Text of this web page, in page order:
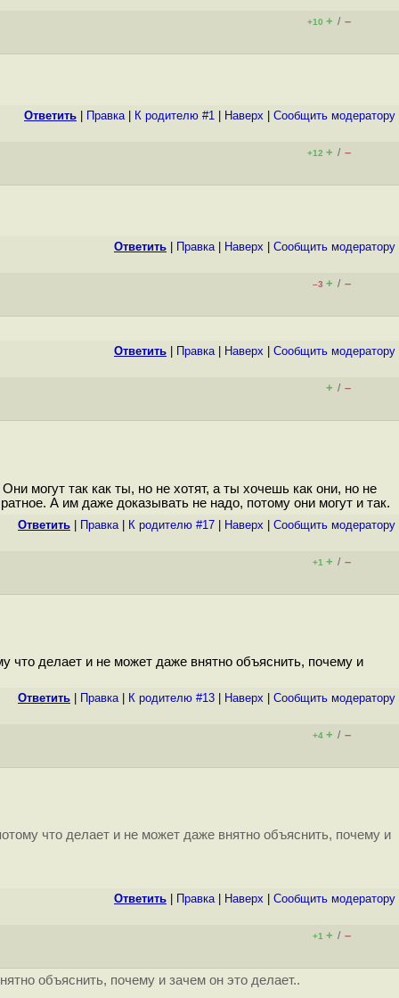
+10 + / –
Ответить Правка| К родителю #1 Наверх Cообщить модератору
+12 + / –
Ответить Правка| Наверх Cообщить модератору
–3 + / –
Ответить Правка| Наверх Cообщить модератору
+ / –
могут так как ты, но не хотят, а ты хочешь как они, но не
А им даже доказывать не надо, потому они могут и так.
Ответить Правка| К родителю #17 Наверх Cообщить модератору
+1 + / –
что делает и не может даже внятно объяснить, почему и
Ответить Правка| К родителю #13 Наверх Cообщить модератору
+4 + / –
что делает и не может даже внятно объяснить, почему и
Ответить Правка| Наверх Cообщить модератору
+1 + / –
объяснить, почему и зачем он это делает..